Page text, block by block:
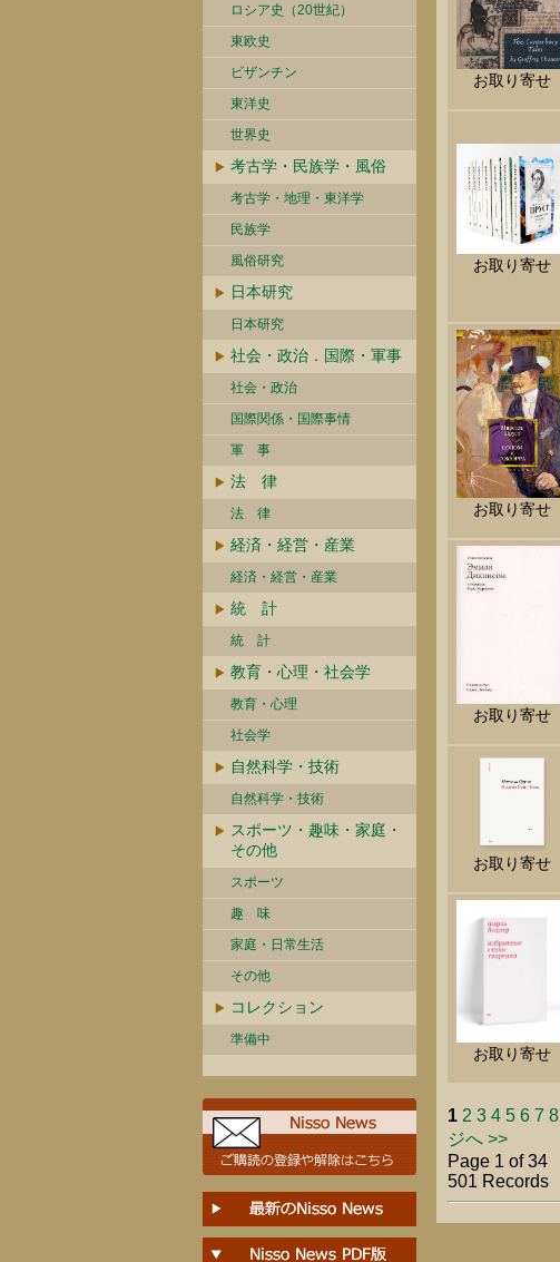
ロシア史（20世紀）
東欧史
ビザンチン
東洋史
世界史
考古学・民族学・風俗
考古学・地理・東洋学
民族学
風俗研究
日本研究
日本研究
社会・政治．国際・軍事
社会・政治
国際関係・国際事情
軍 事
法 律
法 律
経済・経営・産業
経済・経営・産業
統 計
統 計
教育・心理・社会学
教育・心理
社会学
自然科学・技術
自然科学・技術
スポーツ・趣味・家庭・
その他
スポーツ
趣 味
家庭・日常生活
その他
コレクション
準備中
お取り寄せ
お取り寄せ
お取り寄せ
お取り寄せ
お取り寄せ
お取り寄せ
1 2 3 4 5 6 7 8
ジへ >>
Page 1 of 34
501 Records